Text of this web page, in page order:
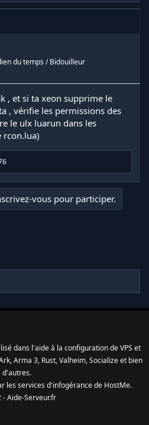
du temps / Bidouilleur
, et si ta xeon supprime le
, vérifie les permissions des
le ulx luarun dans les
rcon.lua)
vous pour participer.
dans l'aide à la configuration de VPS et
Arma 3, Rust, Valheim, Socialize et bien
d'autres.
les services d'infogérancede HostMe.
Aide-Serveur.fr